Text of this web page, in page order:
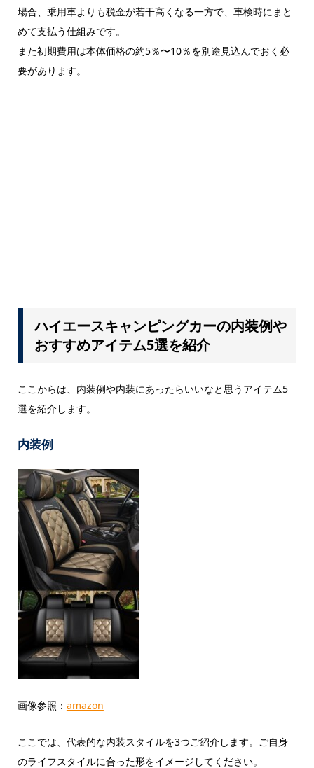
場合、乗用車よりも税金が若干高くなる一方で、車検時にまと
めて支払う仕組みです。
また初期費用は本体価格の約5％〜10％を別途見込んでおく必
要があります。
ハイエースキャンピングカーの内装例や
おすすめアイテム5選を紹介
ここからは、内装例や内装にあったらいいなと思うアイテム5
選を紹介します。
内装例
画像参照： amazon
ここでは、代表的な内装スタイルを3つご紹介します。ご自身
のライフスタイルに合った形をイメージしてください。